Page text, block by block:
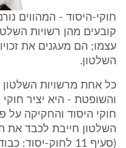
חוקי-היסוד - המהווים
קובעים מהן רשויות
עצמו; הם מעגנים את
השלטון.
כל אחת מרשויות
והשופטת - היא יציר
חוקי היסוד והחקיקה על
השלטון חייבת לכבד את
(סעיף 11 לחוק-יסוד: כבוד האדם וחירותו).